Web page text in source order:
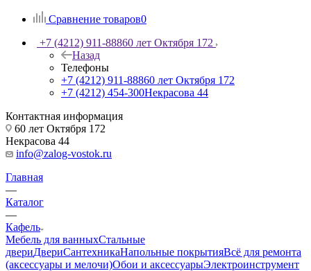
Сравнение товаров0
+7 (4212) 911-88860 лет Октября 172
Назад
Телефоны
+7 (4212) 911-88860 лет Октября 172
+7 (4212) 454-300Некрасова 44
Контактная информация
60 лет Октября 172
Некрасова 44
info@zalog-vostok.ru
Главная
—
Каталог
—
Кафель
Мебель для ванныхСтальные
двериДвериСантехникаНапольные покрытияВсё для ремонта
(аксессуары и мелочи)Обои и аксессуарыЭлектроинструмент